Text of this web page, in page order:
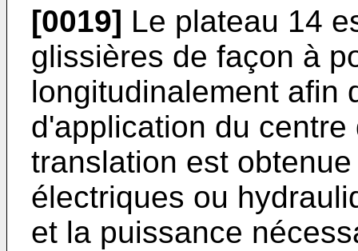
[0019] Le plateau 14
glissières de façon à
longitudinalement afin
d'application du
translation est
électriques ou
et la puissance